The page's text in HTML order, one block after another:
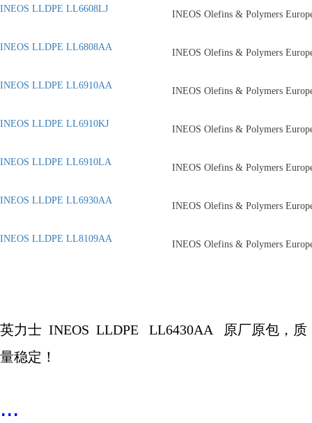
INEOS LLDPE LL6608LJ
INEOS Olefins & Polymers
INEOS LLDPE LL6808AA
INEOS Olefins & Polymers
INEOS LLDPE LL6910AA
INEOS Olefins & Polymers
INEOS LLDPE LL6910KJ
INEOS Olefins & Polymers
INEOS LLDPE LL6910LA
INEOS Olefins & Polymers
INEOS LLDPE LL6930AA
INEOS Olefins & Polymers
INEOS LLDPE LL8109AA
INEOS Olefins & Polymers
英力士 INEOS LLDPE LL6430AA
原厂原包，质
量稳定！
...